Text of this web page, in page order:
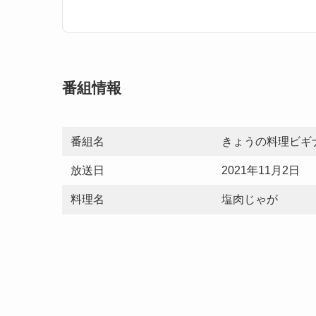
番組情報
番組名 きょうの料理ビギ
放送日 2021年11月2日
料理名 塩肉じゃが